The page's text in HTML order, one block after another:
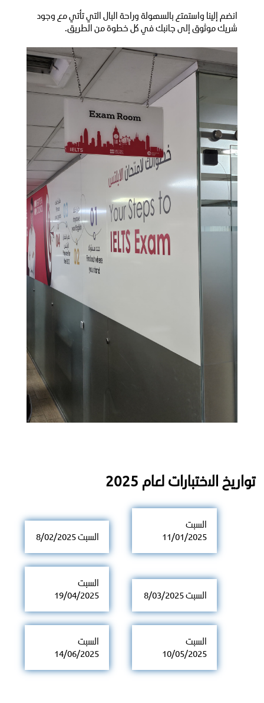
انضم إلينا واستمتع بالسهولة وراحة البال التي تأتي مع وجود
شريك موثوق إلى جانبك في كل خطوة من الطريق.
تواريخ الاختبارات لعام 2025
السبت
11/01/2025 السبت 8/02/2025
السبت 8/03/2025
السبت
19/04/2025
السبت
10/05/2025
السبت
14/06/2025